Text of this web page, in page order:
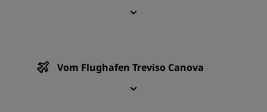
Vom Flughafen Treviso Canova